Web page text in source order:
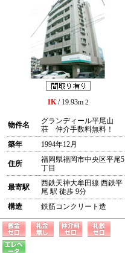
1K/ 19.93m 2
物件名
グランディール平尾山
荘 仲介手数料無料！
築年
1994年12月
住所
福岡県福岡市中央区平尾5
丁目
最寄駅
西鉄天神大牟田線 西鉄平
尾 駅 徒歩 9分
構造
鉄筋コンクリート造